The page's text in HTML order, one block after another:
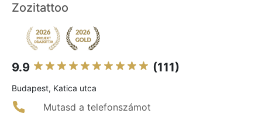
Zozitattoo
9.9 (111)
Budapest, Katica utca
Mutasd a telefonszámot